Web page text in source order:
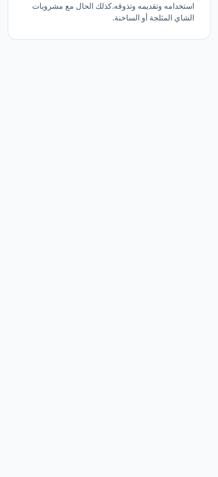
استخدامه وتقديمه وتذوقه.كذلك الحال مع مشروبات
الشاي المثلجة أو الساخنة.